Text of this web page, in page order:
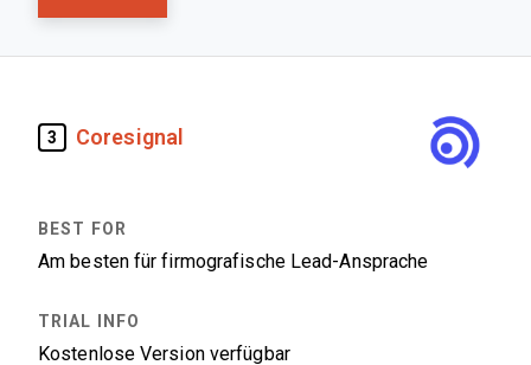
3 Coresignal
Am besten für firmografische Lead-Ansprache
Kostenlose Version verfügbar